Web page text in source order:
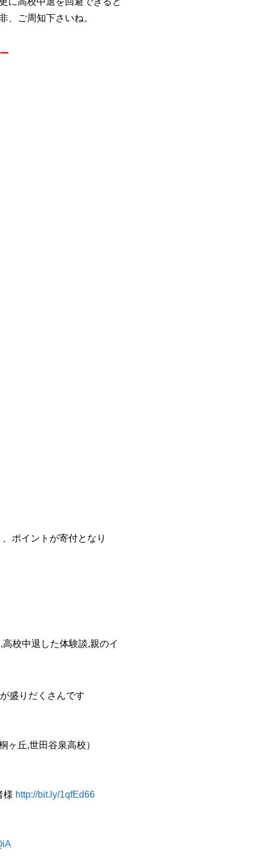
、ご周知下さいね。
ー
ポイントが寄付となり
校中退した体験談,親のイ
盛りだくさんです
丘,世田谷泉高校）
様 http://bit.ly/1qfEd66